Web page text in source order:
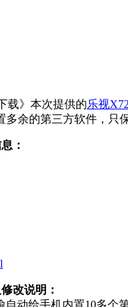
载》本次提供的乐视
余的第三方软件，只
：
改说明：
动给手机内置10多个